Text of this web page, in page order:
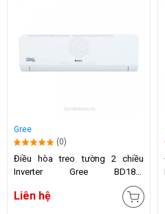
Gree
(0)
Điều hòa treo tường 2 chiều
Inverter Gree BD18HI
Liên hệ